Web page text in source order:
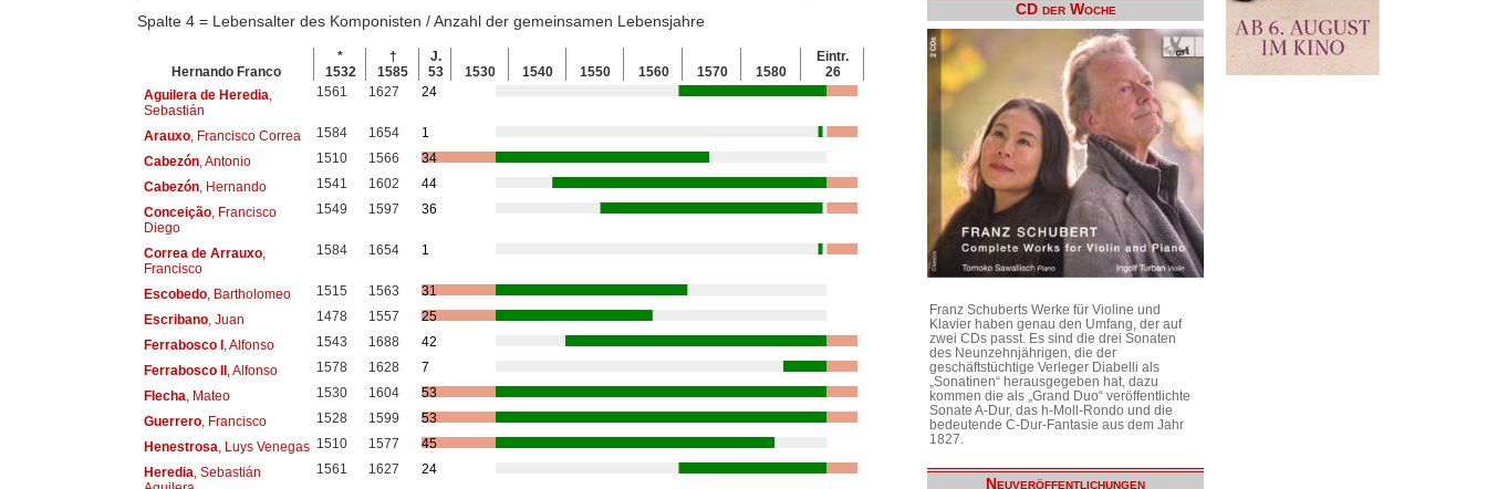
Spalte 4 = Lebensalter des Komponisten / Anzahl der gemeinsamen Lebensjahre
Hernando Franco
*
1532
†
1585
J.
53
1530 1540 1550 1560 1570 1580
Eintr.
26
Aguilera de Heredia
Sebastián
1561 1627 24
Arauxo, Francisco Correa 1584 1654
1
Cabezón, Antonio 1510 1566
34
Cabezón, Hernando 1541 1602
44
Conceição, Francisco
Diego
1549 1597 36
Correa de Arrauxo,
Francisco
1584 1654 1
Escobedo, Bartholomeo 1515 1563
31
Escribano, Juan 1478 1557
25
Ferrabosco I, Alfonso 1543 1688
42
Ferrabosco II, Alfonso 1578 1628
7
Flecha , Mateo 1530 1604
53
Guerrero, Francisco 1528 1599
53
Henestrosa , Luys Venegas 1510 1577
45
Heredia , Sebastián
1561 1627 24
CD der Woche
Franz Schuberts Werke für Violine und
Klavier haben genau den Umfang, der auf
zwei CDs passt. Es sind die drei Sonaten
des Neunzehnjährigen, die der
geschäftstüchtige Verleger Diabelli als
„Sonatinen“ herausgegeben hat, dazu
kommen die als „Grand Duo“ veröffentlichte
Sonate A-Dur, das h-Moll-Rondo und die
bedeutende C-Dur-Fantasie aus dem Jahr
1827.
Neuveröffentlichungen